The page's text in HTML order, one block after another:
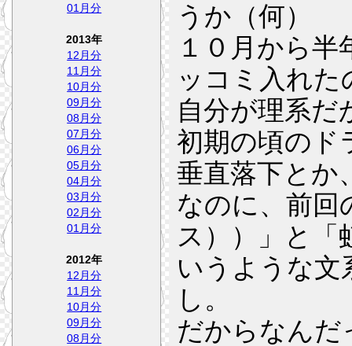
うか（何）
１０月から
ッコミ入れ
自分が理系だ
初期の頃のド
垂直落下とか
なのに、前回
ス））」と「
いうような文
し。
だからなんだ
01月分
2013年
12月分
11月分
10月分
09月分
08月分
07月分
06月分
05月分
04月分
03月分
02月分
01月分
2012年
12月分
11月分
10月分
09月分
08月分